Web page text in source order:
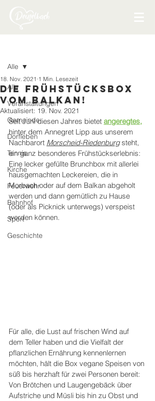
Alle
Veranstaltungen
Gemeinde
Dorfleben
Tennis
Kirche
Feuerwehr
Bahnhof
Sport
Geschichte
Alle
Die Frühstücksbox
vom Balkan!
18. Nov. 2021 1 Min. Lesezeit
Aktualisiert: 19. Nov. 2021
Seit Juni diesen Jahres bietet angeregtes,
hinter dem Annegret Lipp aus unserem
Nachbarort Morscheid-Riedenburg steht,
ein ganz besonderes Frühstückserlebnis:
Eine lecker gefüllte Brunchbox mit allerlei
hausgemachten Leckereien, die in
Morbach oder auf dem Balkan abgeholt
werden und dann gemütlich zu Hause
(oder als Picknick unterwegs) verspeist
werden können.
Für alle, die Lust auf frischen Wind auf
dem Teller haben und die Vielfalt der
pflanzlichen Ernährung kennenlernen
möchten, hält die Box vegane Speisen von
süß bis herzhaft für zwei Personen bereit:
Von Brötchen und Laugengebäck über
Aufstriche und Müsli bis hin zu Obst und